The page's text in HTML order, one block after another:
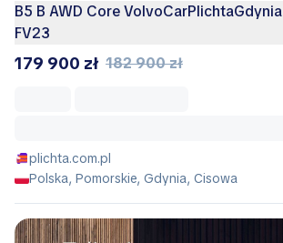
B5 B AWD Core VolvoCarPlichtaGdynia
FV23
179 900 zł 182 900 zł
plichta.com.pl
Polska, Pomorskie, Gdynia, Cisowa